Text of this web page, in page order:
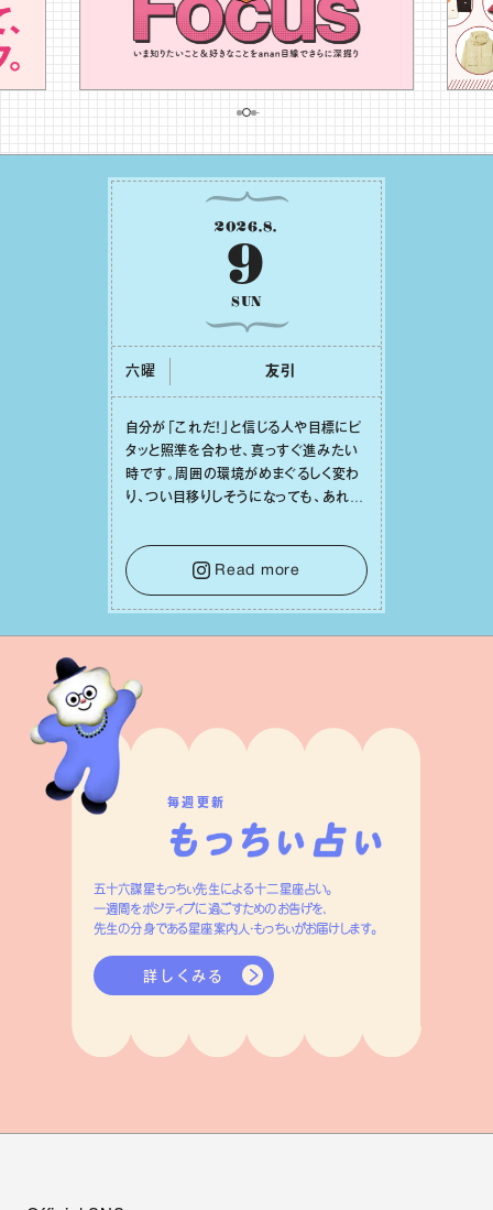
2026.8.
9
SUN
六曜 友引
⾃分が「これだ！」と信じる⼈や⽬標にピ
タッと照準を合わせ、真っすぐ進みたい
時です。周囲の環境がめまぐるしく変わ
り、つい⽬移りしそうになっても、あれこ
をそっと⼿放し、⽬の前のことに集中しま
しょう。そのブレない決意が、あなたにと
って有意義で安定した成果を引き寄せま
す。
Read more
毎週更新
五十六謀星もっちぃ先生による十二星座占い。
一週間をポジティブに過ごすためのお告げを、
先生の分身である星座案内人・もっちぃがお届けします。
詳しくみる